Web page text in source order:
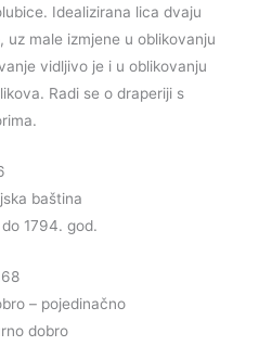
Idealizirana lica dvaju
male izmjene u oblikovanju
vidljivo je i u oblikovanju
Radi se o draperiji s
baština
1794. god.
– pojedinačno
dobro